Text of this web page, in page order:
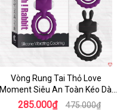
Vòng Rung Tai Thỏ Love
Moment Siêu An Toàn Kéo Dài
Thời Gian
285.000₫ 475.000₫